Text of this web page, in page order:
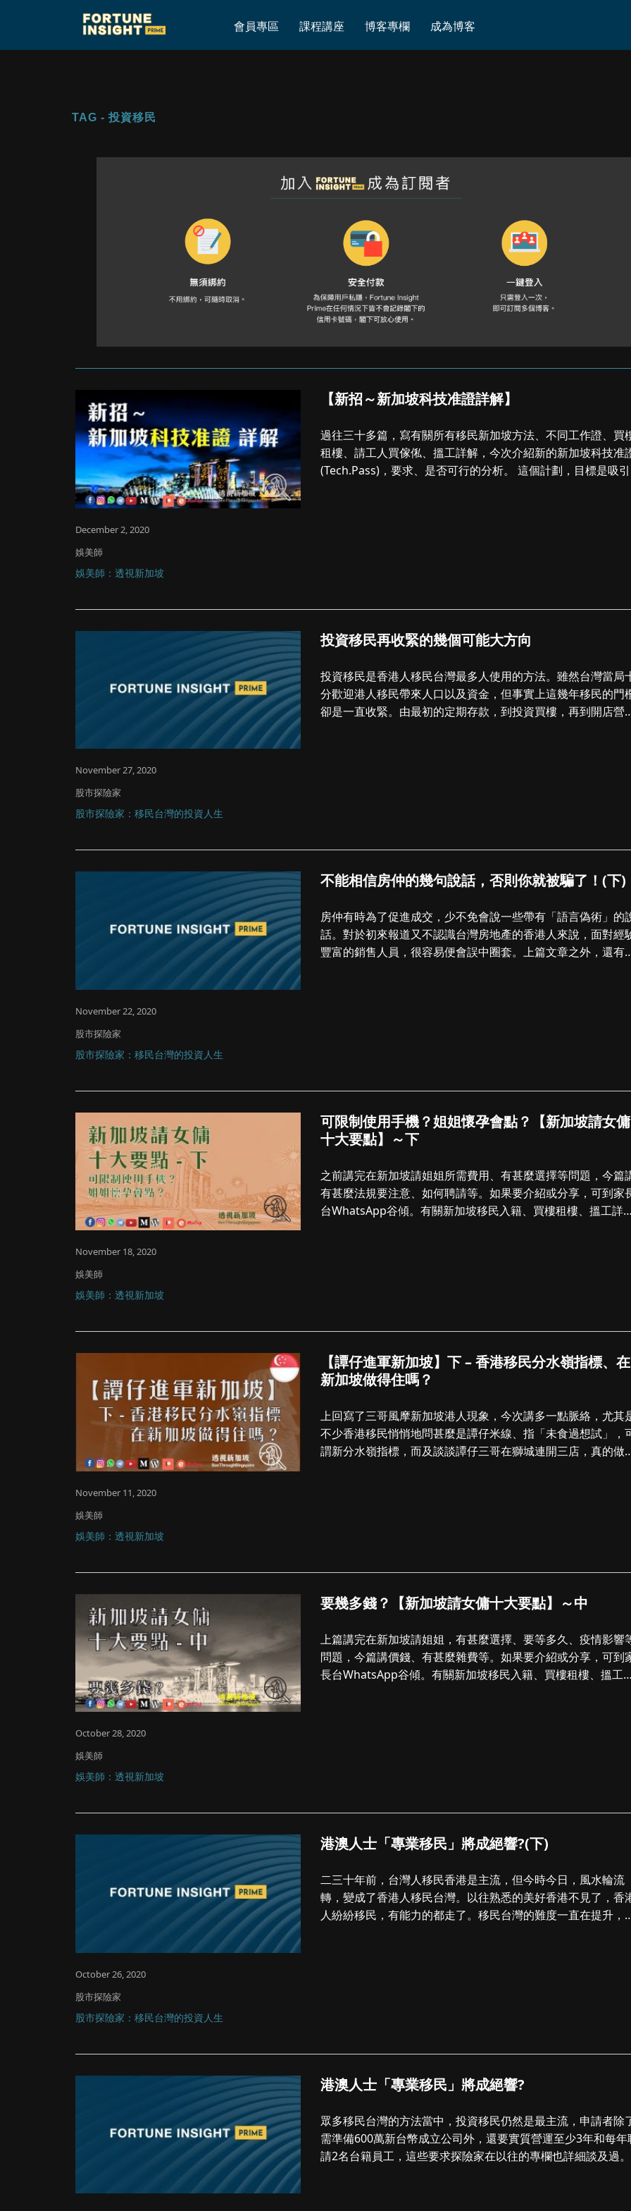
會員專區 課程講座 博客專欄 成為博客
投資移民
TAG - 投資移民
December 2, 2020
娛美師
娛美師：透視新加坡
【新招～新加坡科技准證詳解】
過往三十多篇，寫有關所有移民新加坡方法、不同工作證、買
租樓、請工人買傢俬、搵工詳解，今次介紹新的新加坡科技准
(Tech.Pass)，要求、是否可行的分析。 這個計劃，目標是吸引全
November 27, 2020
股市探險家
股市探險家：移民台灣的投資人生
投資移民再收緊的幾個可能大方向
投資移民是香港人移民台灣最多人使用的方法。雖然台灣當局
分歡迎港人移民帶來人口以及資金，但事實上這幾年移民的門
卻是一直收緊。由最初的定期存款，到投資買樓，再到開店營
November 22, 2020
股市探險家
股市探險家：移民台灣的投資人生
不能相信房仲的幾句說話，否則你就被騙了！(下)
房仲有時為了促進成交，少不免會說一些帶有「語言偽術」的
話。對於初來報道又不認識台灣房地產的香港人來說，面對經
豐富的銷售人員，很容易便會誤中圈套。上篇文章之外，還有
November 18, 2020
娛美師
娛美師：透視新加坡
可限制使用手機？姐姐懷孕會點？【新加坡請女傭
十大要點】～下
之前講完在新加坡請姐姐所需費用、有甚麼選擇等問題，今篇
有甚麼法規要注意、如何聘請等。如果要介紹或分享，可到家
台WhatsApp谷傾。有關新加坡移民入籍、買樓租樓、搵工詳
November 11, 2020
娛美師
娛美師：透視新加坡
【譚仔進軍新加坡】下 – 香港移民分水嶺指標、在
新加坡做得住嗎？
上回寫了三哥風摩新加坡港人現象，今次講多一點脈絡，尤其
不少香港移民悄悄地問甚麼是譚仔米線、指「未食過想試」，
謂新分水嶺指標，而及談談譚仔三哥在獅城連開三店，真的做
October 28, 2020
娛美師
娛美師：透視新加坡
要幾多錢？【新加坡請女傭十大要點】～中
上篇講完在新加坡請姐姐，有甚麼選擇、要等多久、疫情影響
問題，今篇講價錢、有甚麼雜費等。如果要介紹或分享，可到
長台WhatsApp谷傾。有關新加坡移民入籍、買樓租樓、搵工詳
October 26, 2020
股市探險家
股市探險家：移民台灣的投資人生
港澳人士「專業移民」將成絕響?(下)
二三十年前，台灣人移民香港是主流，但今時今日，風水輪流
轉，變成了香港人移民台灣。以往熟悉的美好香港不見了，香
人紛紛移民，有能力的都走了。移民台灣的難度一直在提升，
港澳人士「專業移民」將成絕響?
眾多移民台灣的方法當中，投資移民仍然是最主流，申請者除
需準備600萬新台幣成立公司外，還要實質營運至少3年和每年
請2名台籍員工，這些要求探險家在以往的專欄也詳細談及過。